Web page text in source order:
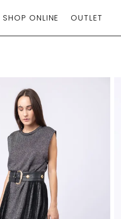
SHOP ONLINE OUTLET